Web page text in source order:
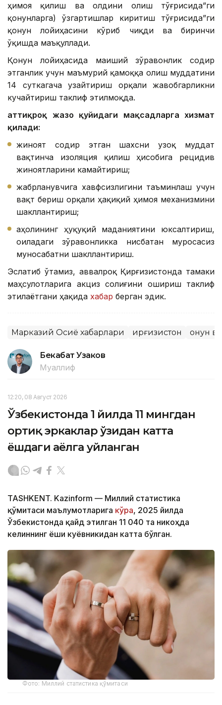
ҳимоя қилиш ва олдини олиш тўғрисида”ги
қонунларга) ўзгартишлар киритиш тўғрисида”ги
қонун лойиҳасини кўриб чиқди ва биринчи
ўқишда маъқуллади.
Қонун лойиҳасида маиший зўравонлик содир
этганлик учун маъмурий қамоққа олиш муддатини
14 суткагача узайтириш орқали жавобгарликни
кучайтириш таклиф этилмоқда.
Қаттиқроқ жазо қуйидаги мақсадларга хизмат
қилади:
жиноят содир этган шахсни узоқ муддат
вақтинча изоляция қилиш ҳисобига рецидив
жиноятларини камайтириш;
жабрланувчига хавфсизлигини таъминлаш учун
вақт бериш орқали ҳақиқий ҳимоя механизмини
шакллантириш;
аҳолининг ҳуқуқий маданиятини юксалтириш,
оиладаги зўравонликка нисбатан муросасиз
муносабатни шакллантириш.
Эслатиб ўтамиз, аввалроқ Қирғизистонда тамаки
маҳсулотларига акциз солиғини ошириш таклиф
этилаётгани ҳақида хабар берган эдик.
Марказий Осиё хабарлари Қирғизистон Қонун
Бекабат Узаков
Муаллиф
12:20, 08 Август 2026
Ўзбекистонда 1 йилда 11 мингдан
ортиқ эркаклар ўзидан катта
ёшдаги аёлга уйланган
TASHKENT. Kazinform — Миллий статистика
қўмитаси маълумотларига кўра, 2025 йилда
Ўзбекистонда қайд этилган 11 040 та никоҳда
келиннинг ёши куёвникидан катта бўлган.
Фото: Миллий статистика қўмитаси